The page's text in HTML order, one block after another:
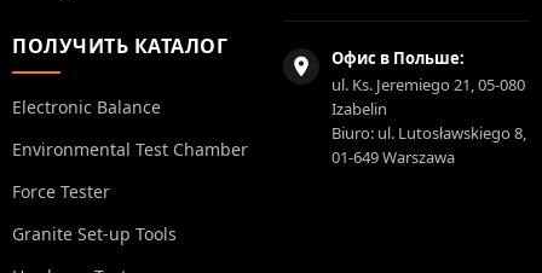
ПОЛУЧИТЬ КАТАЛОГ
Electronic Balance
Environmental Test Chamber
Force Tester
Granite Set-up Tools
Офис в Польше:
ul. Ks. Jeremiego 21, 05-080
Izabelin
Biuro: ul. Lutosławskiego 8,
01-649 Warszawa